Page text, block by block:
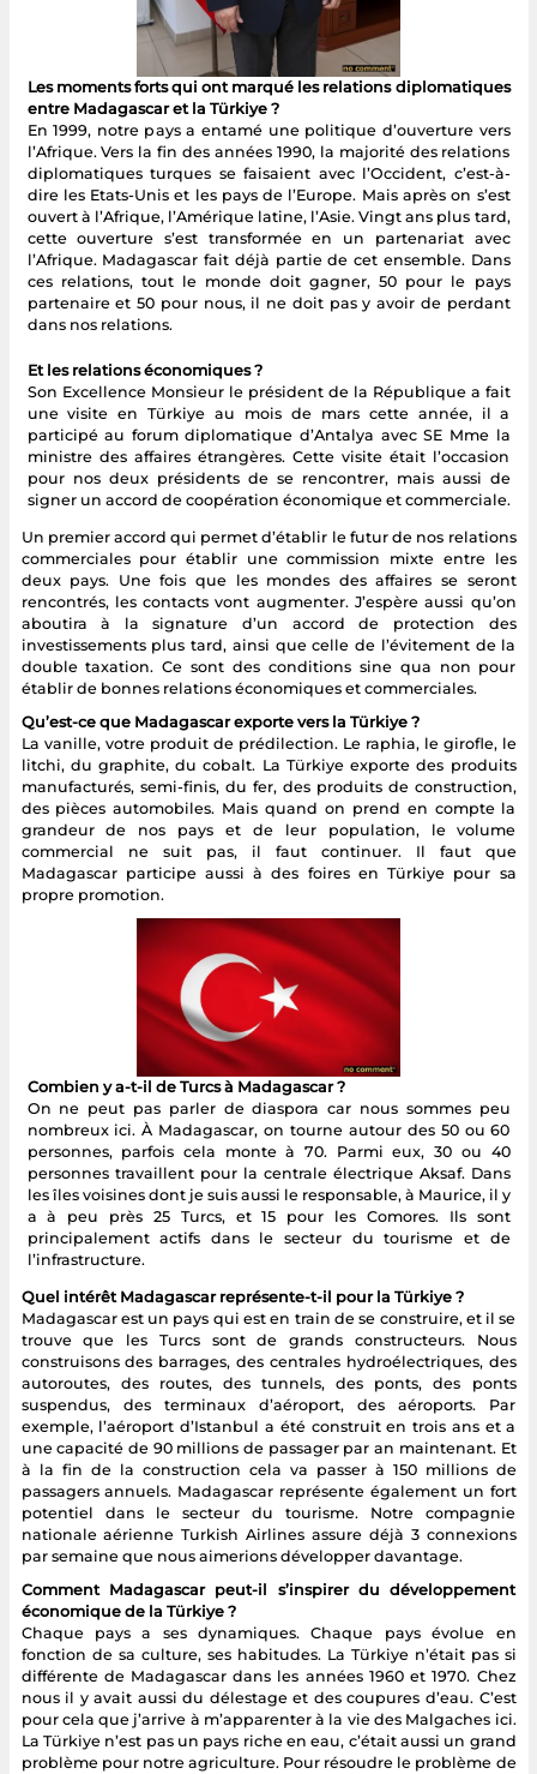
Les moments forts qui ont marqué les relations diplomatiques
entre Madagascar et la Türkiye ?
En 1999, notre pays a entamé une politique d’ouverture vers
l’Afrique. Vers la fin des années 1990, la majorité des relations
diplomatiques turques se faisaient avec l’Occident, c’est-à-
dire les Etats-Unis et les pays de l’Europe. Mais après on s’est
ouvert à l’Afrique, l’Amérique latine, l’Asie. Vingt ans plus tard,
cette ouverture s’est transformée en un partenariat avec
l’Afrique. Madagascar fait déjà partie de cet ensemble. Dans
ces relations, tout le monde doit gagner, 50 pour le pays
partenaire et 50 pour nous, il ne doit pas y avoir de perdant
dans nos relations.
Et les relations économiques ?
Son Excellence Monsieur le président de la République a fait
une visite en Türkiye au mois de mars cette année, il a
participé au forum diplomatique d’Antalya avec SE Mme la
ministre des affaires étrangères. Cette visite était l’occasion
pour nos deux présidents de se rencontrer, mais aussi de
signer un accord de coopération économique et commerciale.
Un premier accord qui permet d’établir le futur de nos relations
commerciales pour établir une commission mixte entre les
deux pays. Une fois que les mondes des affaires se seront
rencontrés, les contacts vont augmenter. J’espère aussi qu’on
aboutira à la signature d’un accord de protection des
investissements plus tard, ainsi que celle de l’évitement de la
double taxation. Ce sont des conditions sine qua non pour
établir de bonnes relations économiques et commerciales.
Qu’est-ce que Madagascar exporte vers la Türkiye ?
La vanille, votre produit de prédilection. Le raphia, le girofle, le
litchi, du graphite, du cobalt. La Türkiye exporte des produits
manufacturés, semi-finis, du fer, des produits de construction,
des pièces automobiles. Mais quand on prend en compte la
grandeur de nos pays et de leur population, le volume
commercial ne suit pas, il faut continuer. Il faut que
Madagascar participe aussi à des foires en Türkiye pour sa
propre promotion.
Combien y a-t-il de Turcs à Madagascar ?
On ne peut pas parler de diaspora car nous sommes peu
nombreux ici. À Madagascar, on tourne autour des 50 ou 60
personnes, parfois cela monte à 70. Parmi eux, 30 ou 40
personnes travaillent pour la centrale électrique Aksaf. Dans
les îles voisines dont je suis aussi le responsable, à Maurice, il y
a à peu près 25 Turcs, et 15 pour les Comores. Ils sont
principalement actifs dans le secteur du tourisme et de
l’infrastructure.
Quel intérêt Madagascar représente-t-il pour la Türkiye ?
Madagascar est un pays qui est en train de se construire, et il se
trouve que les Turcs sont de grands constructeurs. Nous
construisons des barrages, des centrales hydroélectriques, des
autoroutes, des routes, des tunnels, des ponts, des ponts
suspendus, des terminaux d’aéroport, des aéroports. Par
exemple, l’aéroport d’Istanbul a été construit en trois ans et a
une capacité de 90 millions de passager par an maintenant. Et
à la fin de la construction cela va passer à 150 millions de
passagers annuels. Madagascar représente également un fort
potentiel dans le secteur du tourisme. Notre compagnie
nationale aérienne Turkish Airlines assure déjà 3 connexions
par semaine que nous aimerions développer davantage.
Comment Madagascar peut-il s’inspirer du développement
économique de la Türkiye ?
Chaque pays a ses dynamiques. Chaque pays évolue en
fonction de sa culture, ses habitudes. La Türkiye n’était pas si
différente de Madagascar dans les années 1960 et 1970. Chez
nous il y avait aussi du délestage et des coupures d’eau. C’est
pour cela que j’arrive à m’apparenter à la vie des Malgaches ici.
La Türkiye n’est pas un pays riche en eau, c’était aussi un grand
problème pour notre agriculture. Pour résoudre le problème de